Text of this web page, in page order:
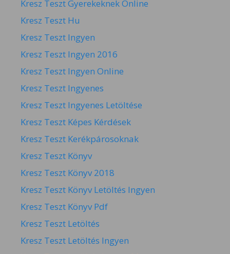
Kresz Teszt Gyerekeknek Online
Kresz Teszt Hu
Kresz Teszt Ingyen
Kresz Teszt Ingyen 2016
Kresz Teszt Ingyen Online
Kresz Teszt Ingyenes
Kresz Teszt Ingyenes Letöltése
Kresz Teszt Képes Kérdések
Kresz Teszt Kerékpárosoknak
Kresz Teszt Könyv
Kresz Teszt Könyv 2018
Kresz Teszt Könyv Letöltés Ingyen
Kresz Teszt Könyv Pdf
Kresz Teszt Letöltés
Kresz Teszt Letöltés Ingyen